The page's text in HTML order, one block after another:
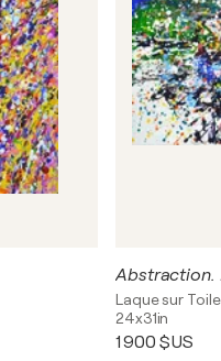
Abstraction.
Laque sur Toile
24x31in
1 900 $US